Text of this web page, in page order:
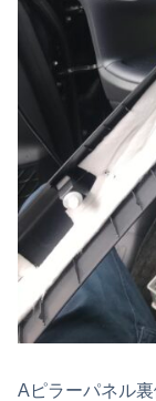
Aピラーパネル